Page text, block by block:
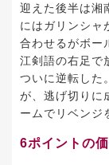
迎えた後半は湘
にはガリンシャ
合わせるがボー
江剣語の右足で
ついに逆転した
が、逃げ切りに
ームでリベンジ
6ポイントの